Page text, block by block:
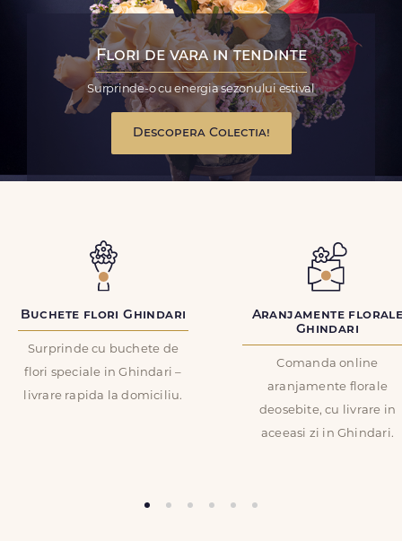
Flori de vara in tendinte
Surprinde-o cu energia sezonului estival
Descopera Colectia!
Buchete flori Ghindari
Surprinde cu buchete de
flori speciale in Ghindari –
livrare rapida la domiciliu.
Aranjamente
Ghindari
Comanda online
aranjamente florale
deosebite, cu livrare in
aceeasi zi in Ghindari.